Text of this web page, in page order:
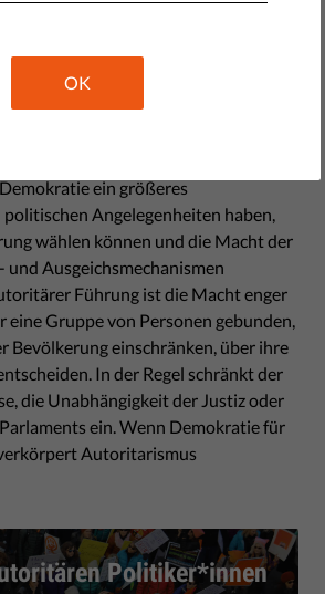
ein größeres
Angelegenheiten haben,
wählen können und die Macht der
Ausgeichsmechanismen
Führung ist die Macht enger
eine Gruppe von Personen gebunden,
Bevölkerung einschränken, über ihre
In der Regel schränkt der
die Unabhängigkeit der Justiz oder
ein. Wenn Demokratie für
Autoritarismus
Politiker*innen
OK